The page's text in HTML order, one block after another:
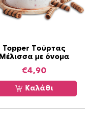
Topper Τούρτας
Μέλισσα με όνομα
€4,90
Καλάθι